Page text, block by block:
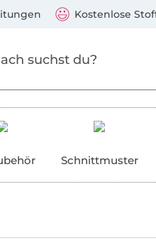
Kostenlose
Schnittmuster
Mastercard, PayPal,